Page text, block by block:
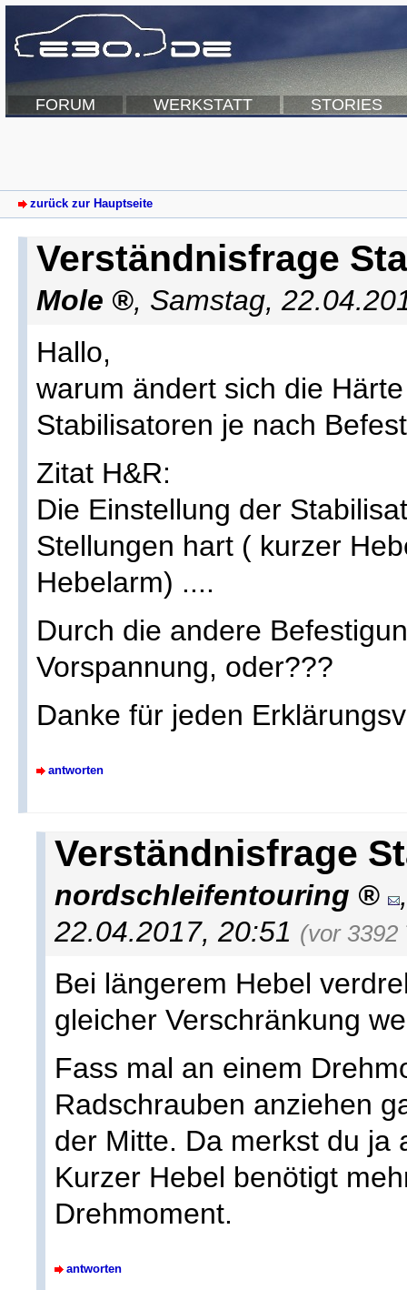
FORUM WERKSTATT STORIES
zurück zur Hauptseite
Verständnisfrage
Mole , Samstag,
Hallo,
warum ändert sich die
Stabilisatoren je nach
Zitat H&R:
Die Einstellung der
Stellungen hart ( kurzer
Hebelarm) ....
Durch die andere
Vorspannung, oder???
Danke für jeden
antworten
Verständnisfrage
nordschleifentouring
22.04.2017, 20:51 (vor 3392
Bei längerem Hebel
gleicher Verschränkung
Fass mal an einem
Radschrauben anziehen
der Mitte. Da merkst du ja
Kurzer Hebel benötigt
Drehmoment.
antworten